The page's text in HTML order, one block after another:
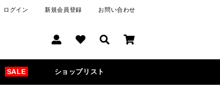
ログイン 新規会員登録 お問い合わせ
SALE ショップリスト